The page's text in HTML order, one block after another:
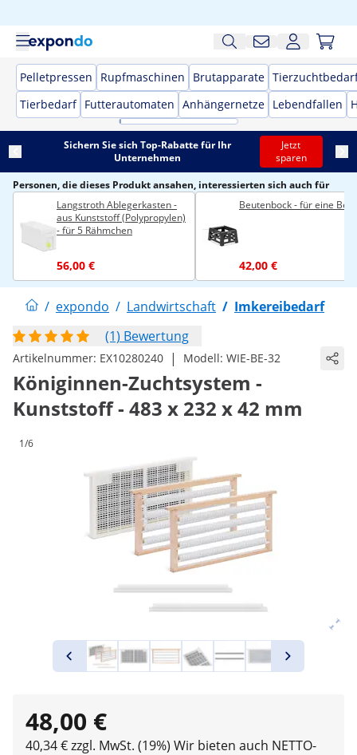
Pelletpressen Rupfmaschinen Brutapparate
Tierbedarf Futterautomaten Anhängernetze Lebendfallen
Sichern Sie sich Top-Rabatte für Ihr
Unternehmen
Jetzt
sparen
Personen, die dieses Produkt ansahen, interessierten sich auch für
Langstroth Ablegerkasten -
aus Kunststoff (Polypropylen)
- für 5 Rähmchen
56,00 €
Beutenbock - für eine
42,00 €
/ expondo / Landwirtschaft / Imkereibedarf
(1) Bewertung
Artikelnummer: EX10280240 | Modell: WIE-BE-32
Königinnen-Zuchtsystem -
Kunststoff - 483 x 232 x 42 mm
1/6
48,00 €
40,34 € zzgl. MwSt. (19%) Wir bieten auch NETTO-